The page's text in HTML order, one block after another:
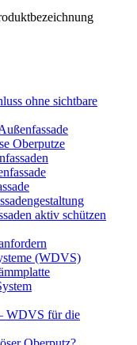
ohne sichtbare
Oberputze
aktiv schützen
(WDVS)
WDVS für die